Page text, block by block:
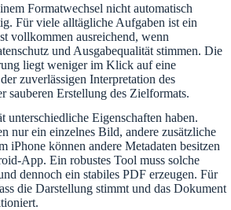
Formatwechsel nicht automatisch
Für viele alltägliche Aufgaben ist ein
vollkommen ausreichend, wenn
und Ausgabequalität stimmen. Die
liegt weniger im Klick auf eine
zuverlässigen Interpretation des
sauberen Erstellung des Zielformats.
unterschiedliche Eigenschaften haben.
nur ein einzelnes Bild, andere zusätzliche
iPhone können andere Metadaten besitzen
App. Ein robustes Tool muss solche
dennoch ein stabiles PDF erzeugen. Für
die Darstellung stimmt und das Dokument